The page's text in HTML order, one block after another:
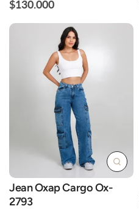
$130.000
Jean Oxap Cargo Ox-
2793